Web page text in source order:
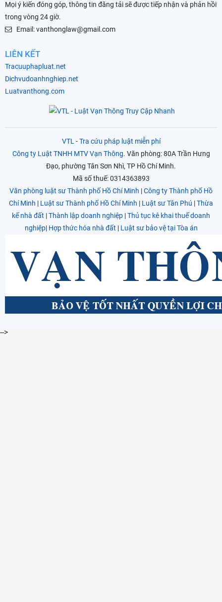
Mọi ý kiến đóng góp, thông tin đăng tải sẽ được tiếp nhận và phản hồi
trong vòng 24 giờ.
Email: vanthonglaw@gmail.com
LIÊN KẾT
Tracuuphapluat.net
Dichvudoanhnghiep.net
Luatvanthong.com
VTL -Tra cứu pháp luật miễn phí
Công ty Luật TNHH MTV Vạn Thông. Văn phòng: 80A Trần Hưng
Đạo, phường Tân Sơn Nhì, TP Hồ Chí Minh.
Mã số thuế: 0314363893
Văn phòng luật sư Thành phố Hồ Chí Minh |Công ty Thành phố Hồ
Chí Minh | Luật sư Thành phố Hồ Chí Minh | Luật sư Tân Phú |Thừa
kế nhà đất |Thành lập doanh nghiệp |Thủ tục kê khai thuế doanh
nghiệp| Hợp thức hóa nhà đất | Luật sư bảo vệ tại Tòa án
-->